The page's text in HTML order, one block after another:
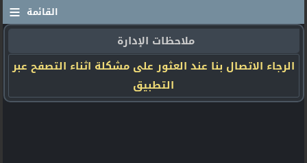
≡ القائمة
ملاحظات الإدارة
الرجاء الاتصال بنا عند العثور على مشكلة اثناء التصفح عبر
التطبيق